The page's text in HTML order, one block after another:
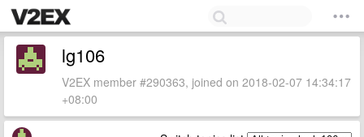
lg106
V2EX member #290363, joined on 2018-02-07 14:34:17
+08:00